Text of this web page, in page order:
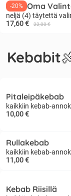
-20% Oma
neljä (4) täytettä
17,60 €
22,00 €
Pitaleipäkebab
10,00 €
Rullakebab
11,00 €
Kebab Riisillä